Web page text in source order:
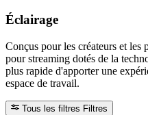
Éclairage
Conçus pour les créateurs et les
pour streaming dotés de la
plus rapide d'apporter une
espace de travail.
Tous les filtres Filtres